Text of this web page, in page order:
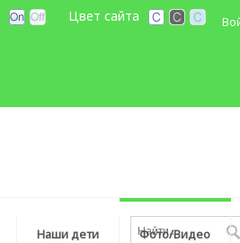
Цвет сайта
Наши дети Фото/Видео